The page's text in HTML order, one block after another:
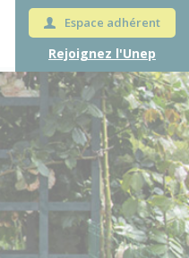
Espace adhérent
Rejoignez l'Unep